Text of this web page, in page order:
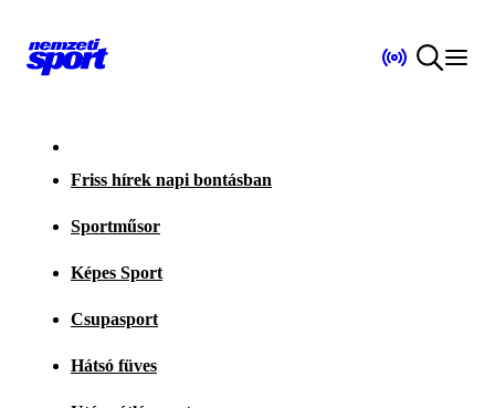
Friss hírek napi bontásban
Sportműsor
Képes Sport
Csupasport
Hátsó füves